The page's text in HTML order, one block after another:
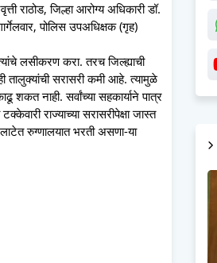
राठोड, जिल्हा आरोग्य अधिकारी डॉ.
पोलिस उपअधिक्षक (गृह)
लसीकरण करा. तरच जिल्ह्याची
तालुक्यांची सरासरी कमी आहे. त्यामुळे
शकत नाही. सर्वांच्या सहकार्याने पात्र
राज्याच्या सरासरीपेक्षा जास्त
रुग्णालयात भरती असणा-या